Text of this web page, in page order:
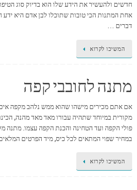
חדשים ולהעשיר את הידע שלו הוא בדיוק סוג
אחת המתנות הכי טובות שתוכלו לבן אדם היא
דברים …
המשיכו לקרוא
מתנה לחובבי קפה
אם אתם מכירים מישהו שהוא ממש נלהב מקפה
מקורית במיוחד שתהיה עבורו מאד מאד מהנה,
פולי הקפה ועד הטחינה והכנת הקפה עצמו. מתנה
במחיר שפוי המתאים לכל כיס, מיד הפרטים
המשיכו לקרוא